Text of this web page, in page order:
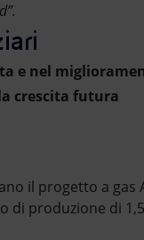
e nel
crescita futura
il progetto a
di produzione di